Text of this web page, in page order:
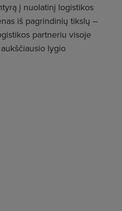
į nuolatinį logistikos
iš pagrindinių tikslų –
partneriu visoje
lygio